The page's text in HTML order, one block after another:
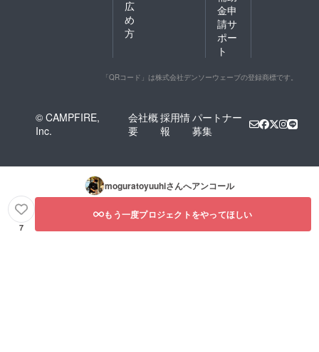
広
め
方
金申
請サ
ポー
ト
「QRコード」は株式会社デンソーウェーブの登録商標です。
© CAMPFIRE,
Inc.
会社概
要
採用情
報
パートナー
募集
moguratoyuuhiさんへアンコール
7
もう一度プロジェクトをやってほしい